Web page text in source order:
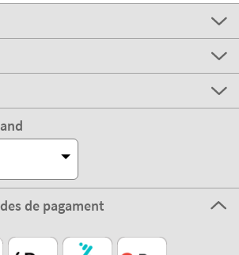
de pagament